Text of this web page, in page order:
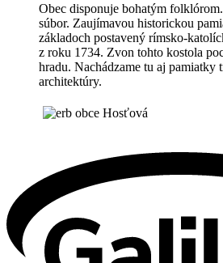
Obec disponuje bohatým
súbor. Zaujímavou historickou
základoch postavený rímsko-
z roku 1734. Zvon tohto kostola
hradu. Nachádzame tu aj pamiatky
architektúry.